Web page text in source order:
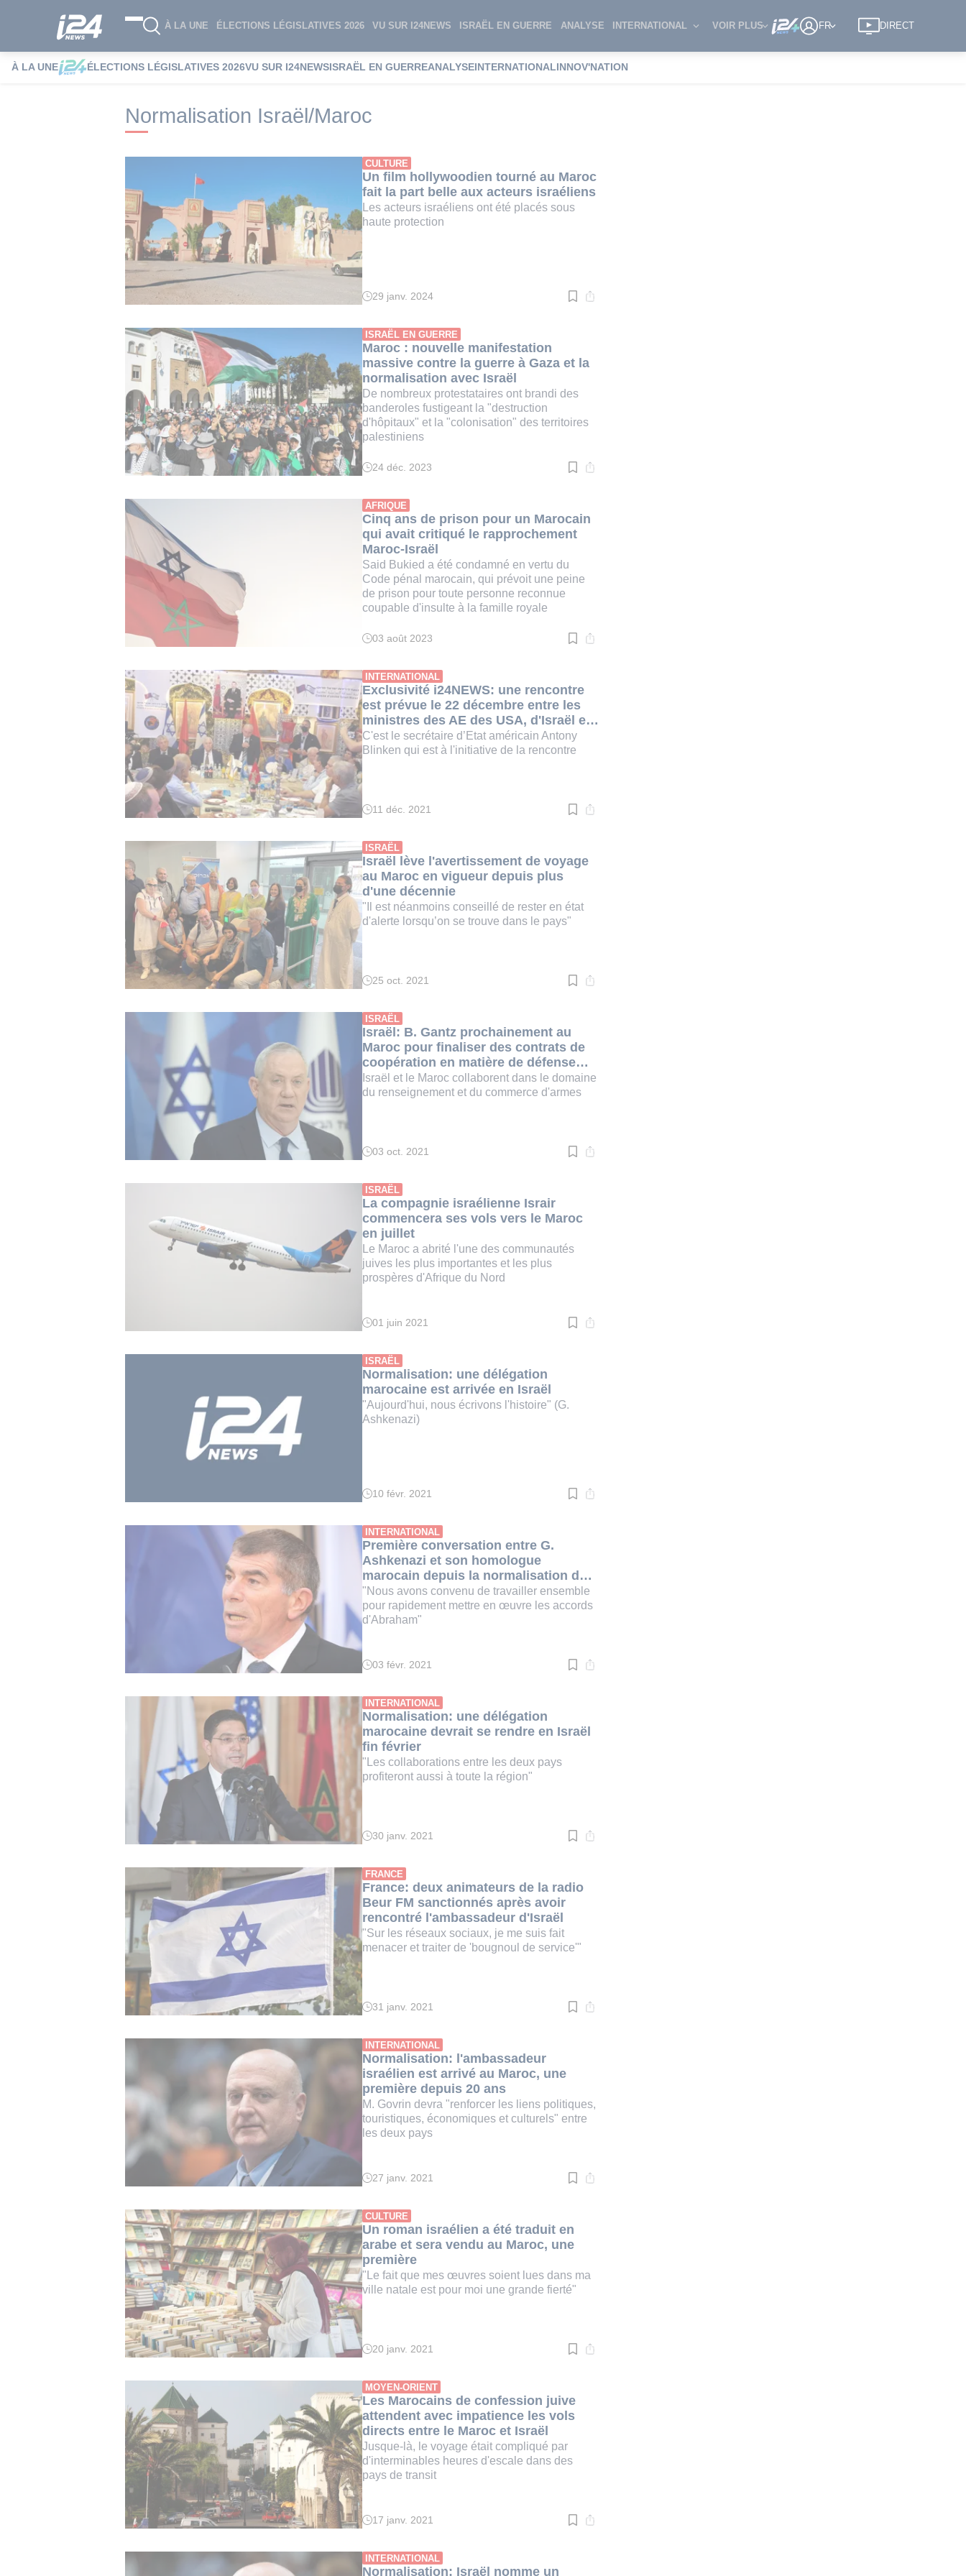
À LA UNE ÉLECTIONS LÉGISLATIVES 2026 VU SUR I24NEWS ISRAËL EN GUERRE ANALYSE INTERNATIONAL VOIR PLUS FR DIRECT
À LA UNE ÉLECTIONS LÉGISLATIVES 2026VU SUR I24NEWSISRAËL EN GUERREANALYSEINTERNATIONALINNOV'NATION
i24NEWS i24NEWS Tags index Normalisation Israël/Maroc
Normalisation Israël/Maroc
CULTURE
Un film hollywoodien tourné au Maroc
fait la part belle aux acteurs israéliens
Les acteurs israéliens ont été placés sous
haute protection
Temps
:
2
min.
29 janv. 2024
ISRAËL EN GUERRE
Maroc : nouvelle manifestation
massive contre la guerre à Gaza et la
normalisation avec Israël
De nombreux protestataires ont brandi des
banderoles fustigeant la "destruction
d'hôpitaux" et la "colonisation" des territoires
palestiniens
Temps
:
2
min.
24 déc. 2023
AFRIQUE
Cinq ans de prison pour un Marocain
qui avait critiqué le rapprochement
Maroc-Israël
Said Bukied a été condamné en vertu du
Code pénal marocain, qui prévoit une peine
de prison pour toute personne reconnue
coupable d'insulte à la famille royale
Temps
:
3
min.
03 août 2023
INTERNATIONAL
Exclusivité i24NEWS: une rencontre
est prévue le 22 décembre entre les
ministres des AE des USA, d'Israël et
du Maroc pour célébrer l'accord
tripartite
C'est le secrétaire d’Etat américain Antony
Blinken qui est à l'initiative de la rencontre
Temps
:
2
min.
11 déc. 2021
ISRAËL
Israël lève l'avertissement de voyage
au Maroc en vigueur depuis plus
d'une décennie
"Il est néanmoins conseillé de rester en état
d'alerte lorsqu’on se trouve dans le pays"
Temps
:
1
min.
25 oct. 2021
ISRAËL
Israël: B. Gantz prochainement au
Maroc pour finaliser des contrats de
coopération en matière de défense
(rapport)
Israël et le Maroc collaborent dans le domaine
du renseignement et du commerce d'armes
Temps
:
3
min.
03 oct. 2021
ISRAËL
La compagnie israélienne Israir
commencera ses vols vers le Maroc
en juillet
Le Maroc a abrité l'une des communautés
juives les plus importantes et les plus
prospères d'Afrique du Nord
Temps
:
2
min.
01 juin 2021
ISRAËL
Normalisation: une délégation
marocaine est arrivée en Israël
"Aujourd'hui, nous écrivons l'histoire" (G.
Ashkenazi)
Temps
:
2
min.
10 févr. 2021
INTERNATIONAL
Première conversation entre G.
Ashkenazi et son homologue
marocain depuis la normalisation des
relations
"Nous avons convenu de travailler ensemble
pour rapidement mettre en œuvre les accords
d'Abraham"
Temps
:
3
min.
03 févr. 2021
INTERNATIONAL
Normalisation: une délégation
marocaine devrait se rendre en Israël
fin février
"Les collaborations entre les deux pays
profiteront aussi à toute la région"
Temps
:
2
min.
30 janv. 2021
FRANCE
France: deux animateurs de la radio
Beur FM sanctionnés après avoir
rencontré l'ambassadeur d'Israël
"Sur les réseaux sociaux, je me suis fait
menacer et traiter de 'bougnoul de service'"
Temps
:
3
min.
31 janv. 2021
INTERNATIONAL
Normalisation: l'ambassadeur
israélien est arrivé au Maroc, une
première depuis 20 ans
M. Govrin devra "renforcer les liens politiques,
touristiques, économiques et culturels" entre
les deux pays
Temps
:
2
min.
27 janv. 2021
CULTURE
Un roman israélien a été traduit en
arabe et sera vendu au Maroc, une
première
"Le fait que mes œuvres soient lues dans ma
ville natale est pour moi une grande fierté"
Temps
:
2
min.
20 janv. 2021
MOYEN-ORIENT
Les Marocains de confession juive
attendent avec impatience les vols
directs entre le Maroc et Israël
Jusque-là, le voyage était compliqué par
d'interminables heures d'escale dans des
pays de transit
Temps
:
3
17 janv. 2021
INTERNATIONAL
Normalisation: Israël nomme un